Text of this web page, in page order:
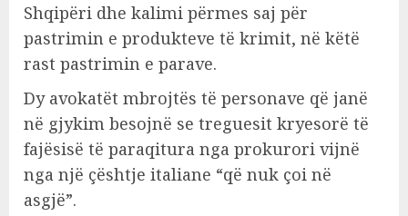
Shqipëri dhe kalimi përmes saj për
pastrimin e produkteve të krimit, në këtë
rast pastrimin e parave.
Dy avokatët mbrojtës të personave që janë
në gjykim besojnë se treguesit kryesorë të
fajësisë të paraqitura nga prokurori vijnë
nga një çështje italiane “që nuk çoi në
asgjë”.